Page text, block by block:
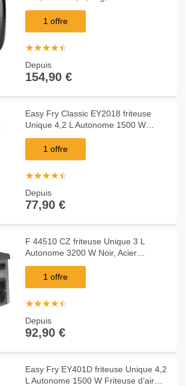
chaud
1 offre
☆☆☆☆☆
★★★★★
Depuis
154,90 €
Easy Fry Classic EY2018 friteuse
Unique 4,2 L Autonome 1500 W
Friteuse d’air chaud Noir, Friteuse à
air chaud
1 offre
☆☆☆☆☆
★★★★★
Depuis
77,90 €
F 44510 CZ friteuse Unique 3 L
Autonome 3200 W Noir, Acier
inoxydable
1 offre
☆☆☆☆☆
★★★★★
Depuis
92,90 €
Easy Fry EY401D friteuse Unique 4,2
L Autonome 1500 W Friteuse d’air